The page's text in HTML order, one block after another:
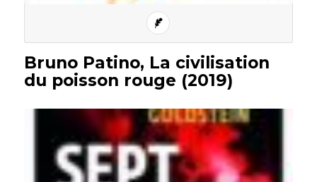
Bruno Patino, La civilisation
du poisson rouge (2019)